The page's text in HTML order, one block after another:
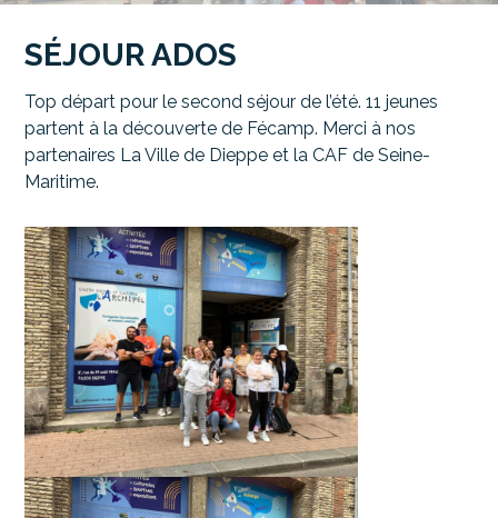
SÉJOUR ADOS
Top départ pour le second séjour de l’été. 11 jeunes
partent à la découverte de Fécamp. Merci à nos
partenaires La Ville de Dieppe et la CAF de Seine-
Maritime.